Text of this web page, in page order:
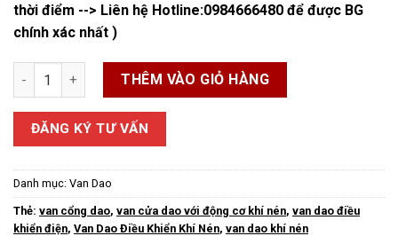
thời điểm --> Liên hệ Hotline:0984666480 để được BG
chính xác nhất )
Van Dao Điều Khiển Khí Nén số lượng
THÊM VÀO GIỎ HÀNG
ĐĂNG KÝ TƯ VẤN
Danh mục: Van Dao
Thẻ: van cổng dao, van cửa dao với động cơ khí nén, van dao điều
khiển điện, Van Dao Điều Khiển Khí Nén, van dao khí nén